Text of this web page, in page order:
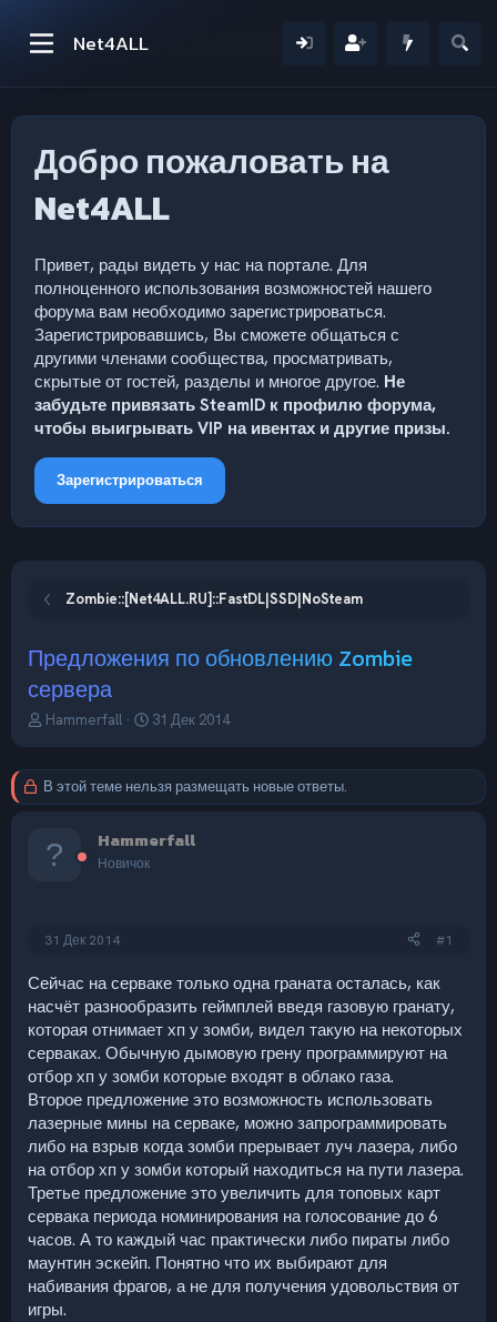
Net4ALL
Добро пожаловать на
Net4ALL
Привет, рады видеть у нас на портале. Для
полноценного использования возможностей нашего
форума вам необходимо зарегистрироваться.
Зарегистрировавшись, Вы сможете общаться с
другими членами сообщества, просматривать,
скрытые от гостей, разделы и многое другое. Не
забудьте привязать SteamID к профилю форума,
чтобы выигрывать VIP на ивентах и другие призы.
Зарегистрироваться
Zombie::[Net4ALL.RU]::FastDL|SSD|NoSteam
Предложения по обновлению Zombie
сервера
А
о
м
Hammerfall
Д
ч
31 Дек 2014
В этой теме нельзя размещать новые ответы.
Hammerfall
Новичок
31 Дек 2014 #1
Сейчас на серваке только одна граната осталась, как
насчёт разнообразить геймплей введя газовую гранату,
которая отнимает хп у зомби, видел такую на некоторых
серваках. Обычную дымовую грену программируют на
отбор хп у зомби которые входят в облако газа.
Второе предложение это возможность использовать
лазерные мины на серваке, можно запрограммировать
либо на взрыв когда зомби прерывает луч лазера, либо
на отбор хп у зомби который находиться на пути лазера.
Третье предложение это увеличить для топовых карт
сервака периода номинирования на голосование до 6
часов. А то каждый час практически либо пираты либо
маунтин эскейп. Понятно что их выбирают для
набивания фрагов, а не для получения удовольствия от
игры.